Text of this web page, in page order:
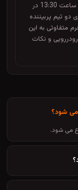
بایر لورکوزن در شنبه، 26 اردیبهشت 1405 ساعت 13:30 در
دو تیم پربیننده
متفاوتی به این
و نکات
می شود؟